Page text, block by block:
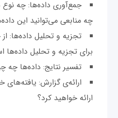
جمع‌آوری داده‌ها: چه نوع
چه منابعی می‌توانید این
تجزیه و تحلیل داده‌ها:
برای تجزیه و تحلیل داده‌ها
تفسیر نتایج: داده‌ها چه
ارائه‌ی گزارش: یافته‌های
ارائه خواهید کرد؟